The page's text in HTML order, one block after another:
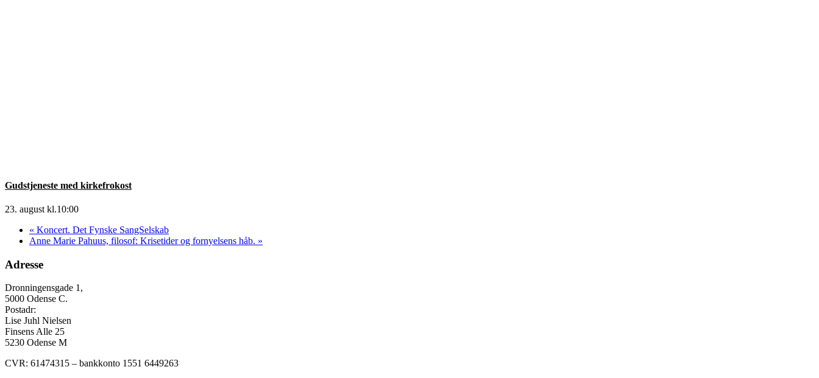
Gudstjeneste med kirkefrokost
23. august kl.10:00
« Koncert. Det Fynske SangSelskab
Anne Marie Pahuus, filosof: Krisetider og fornyelsens håb. »
Adresse
Dronningensgade 1,
5000 Odense C.
Postadr:
Lise Juhl Nielsen
Finsens Alle 25
5230 Odense M
CVR: 61474315 – bankkonto 1551 6449263